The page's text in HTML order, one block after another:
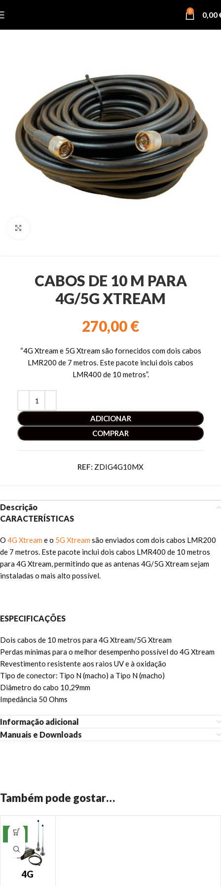
0 0,00
CABOS DE 10 M PARA
4G/5G XTREAM
270,00€
“4G Xtream e 5G Xtream são fornecidos com dois cabos
LMR200 de 7 metros. Este pacote inclui dois cabos
LMR400 de 10 metros”.
ADICIONAR
COMPRAR
REF: ZDIG4G10MX
Descrição
CARACTERÍSTICAS
O 4G Xtream e o 5G Xtream são enviados com dois cabos LMR200
de 7 metros. Este pacote inclui dois cabos LMR400 de 10 metros
para 4G Xtream, permitindo que as antenas 4G/5G Xtream sejam
instaladas o mais alto possível.
ESPECIFICAÇÕES
Dois cabos de 10 metros para 4G Xtream/5G Xtream
Perdas mínimas para o melhor desempenho possível do 4G Xtream
Revestimento resistente aos raios UV e à oxidação
Tipo de conector: Tipo N (macho) a Tipo N (macho)
Diâmetro do cabo 10,29mm
Impedância 50 Ohms
Informação adicional
Manuais e Downloads
Também pode gostar…
NOV
O
4G